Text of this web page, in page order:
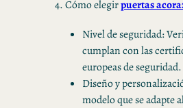
4. Cómo elegirpuertas
Nivel de seguridad:
cumplan con las
europeas de seguridad.
Diseño y
modelo que se adapte